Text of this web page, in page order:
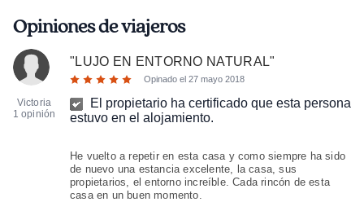
Opiniones de viajeros
Victoria
1 opinión
" LUJO EN ENTORNO NATURAL"
Opinado el 27 mayo 2018
El propietario ha certificado que esta persona
estuvo en el alojamiento.
He vuelto a repetir en esta casa y como siempre ha sido
de nuevo una estancia excelente, la casa, sus
propietarios, el entorno increíble. Cada rincón de esta
casa en un buen momento.